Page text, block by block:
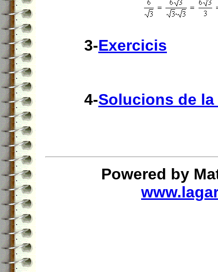
3-Exercicis
4-Solucions de
Powered by